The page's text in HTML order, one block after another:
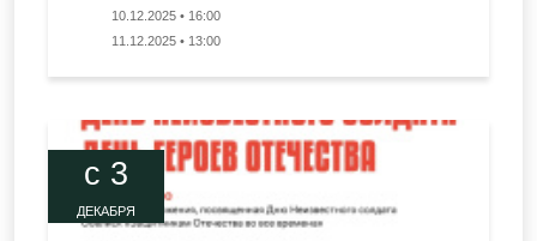
10.12.2025 • 16:00
11.12.2025 • 13:00
c 3
ДЕКАБРЯ